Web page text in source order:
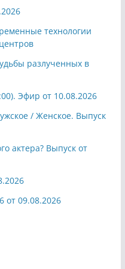
технологии
разлученных в
Эфир от 10.08.2026
/ Женское. Выпуск
актера? Выпуск от
от 09.08.2026